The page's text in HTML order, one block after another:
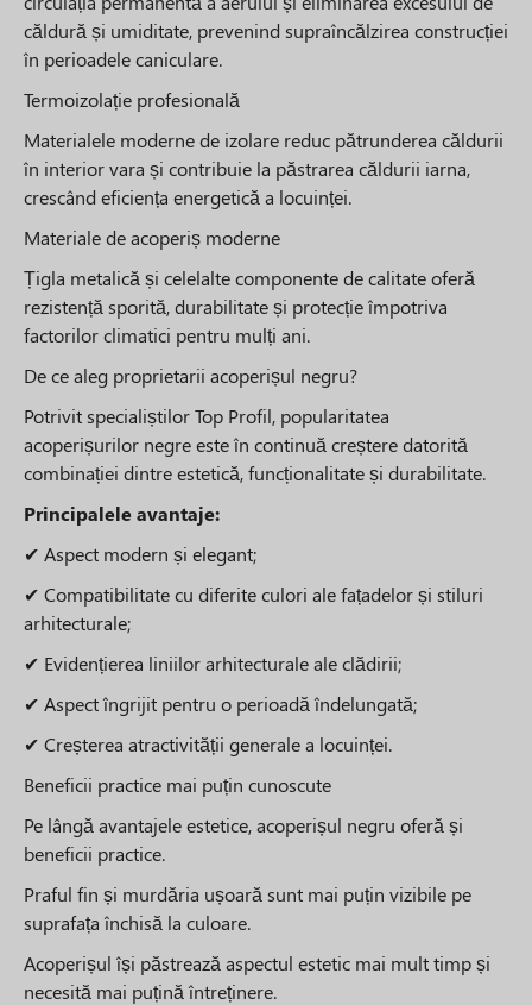
căldură și umiditate, prevenind supraîncălzirea construcției
în perioadele caniculare.
Termoizolație profesională
Materialele moderne de izolare reduc pătrunderea căldurii
în interior vara și contribuie la păstrarea căldurii iarna,
crescând eficiența energetică a locuinței.
Materiale de acoperiș moderne
Țigla metalică și celelalte componente de calitate oferă
rezistență sporită, durabilitate și protecție împotriva
factorilor climatici pentru mulți ani.
De ce aleg proprietarii acoperișul negru?
Potrivit specialiștilor Top Profil, popularitatea
acoperișurilor negre este în continuă creștere datorită
combinației dintre estetică, funcționalitate și durabilitate.
Principalele avantaje:
✔ Aspect modern și elegant;
✔ Compatibilitate cu diferite culori ale fațadelor și stiluri
arhitecturale;
✔ Evidențierea liniilor arhitecturale ale clădirii;
✔ Aspect îngrijit pentru o perioadă îndelungată;
✔ Creșterea atractivității generale a locuinței.
Beneficii practice mai puțin cunoscute
Pe lângă avantajele estetice, acoperișul negru oferă și
beneficii practice.
Praful fin și murdăria ușoară sunt mai puțin vizibile pe
suprafața închisă la culoare.
Acoperișul își păstrează aspectul estetic mai mult timp și
necesită mai puțină întreținere.